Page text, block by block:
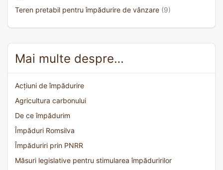
Teren pretabil pentru împădurire de vânzare (9)
Mai multe despre…
Acțiuni de împădurire
Agricultura carbonului
De ce împădurim
Împăduri Romsilva
Împăduriri prin PNRR
Măsuri legislative pentru stimularea împăduririlor